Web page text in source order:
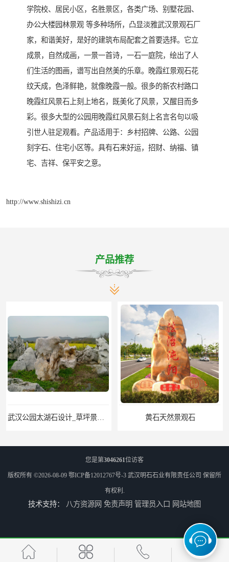
学院校、居民小区，名胜景区，各类广场、别墅花园、
办公大楼园林景观 等多种场所，凸显淡雅武汉景观石厂
家，和谐美好，是好的建筑布局配套之首要选择。它立
成景，自然成画，一景一首诗，一石一庭院，绘出了人
们生活的图画，谱写出自然美的乐章。晚霞红景观石花
纹天成，色泽鲜艳，就像晚霞一般。很多的新农村路口
晚霞红风景石上刻上地名，既美化了风景，又醒目而多
彩。很多大型的公园用晚霞红风景石刻上名言名句以吸
引世人驻足观看。产品适用于：乡村招牌、公路、公园
刻字石、住宅小区等。具有石来好运，招财、纳福、镇
宅、吉祥、保平安之意。
http://www.shishizi.cn
产品推荐
黄石天然景观石
神农架庭院太湖石回收 孝感学校太湖石公司
您是第3046261位访客
版权所有 ©2026-08-09 鄂ICP备12012767号-3 武汉明石石业有限责任公司 保留所
有权利.
技术支持： 八方资源网 免责声明 管理员入口 网站地图